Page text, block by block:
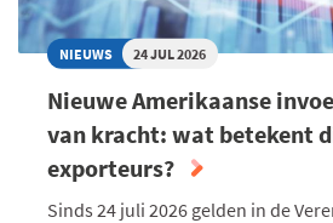
NIEUWS 24 JUL 2026
Nieuwe Amerikaanse
van kracht: wat betekent
exporteurs?
Sinds 24 juli 2026 gelden in de